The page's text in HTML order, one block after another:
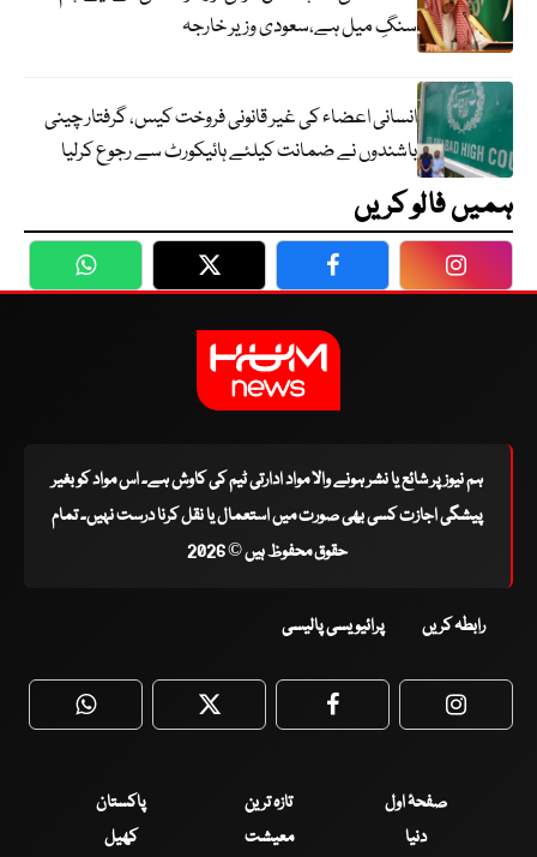
سنگِ میل ہے،سعودی وزیر خارجہ
انسانی اعضاء کی غیر قانونی فروخت کیس، گرفتار چینی
باشندوں نے ضمانت کیلئے ہائیکورٹ سے رجوع کرلیا
ہمیں فالو کریں
WhatsApp Twitter Facebook
ہم نیوز پر شائع یا نشر ہونے والا مواد ادارتی ٹیم کی کاوش ہے۔ اس مواد کو بغیر
پیشگی اجازت کسی بھی صورت میں استعمال یا نقل کرنا درست نہیں۔ تمام
حقوق محفوظ ہیں © 2026
رابطہ کریں پرائیویسی پالیسی
WhatsApp Twitter Facebook
صفحۂ اول تازہ ترین
پاکستان
دنیا
معیشت کھیل